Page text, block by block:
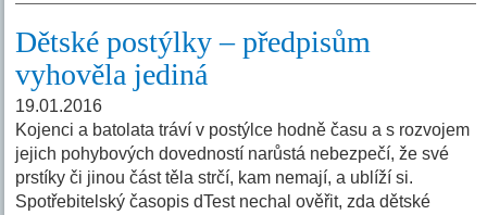
Dětské postýlky – předpisům
vyhověla jediná
19.01.2016
Kojenci a batolata tráví v postýlce hodně času a s rozvojem
jejich pohybových dovedností narůstá nebezpečí, že své
prstíky či jinou část těla strčí, kam nemají, a ublíží si.
Spotřebitelský časopis dTest nechal ověřit, zda dětské